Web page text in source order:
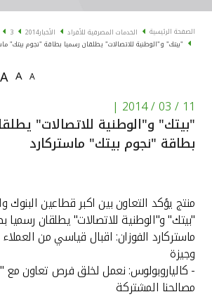
البطاقات
"برامج العملاء"
الاستثمار
أدوات وخدمات
الصفحة الرئيسية الخدمات المصرفية للأفراد الأخبار2014
3
"بيتك" و"الوطنية للاتصالات" يطلقان رسميا بطاقة "نجوم بيتك"
A
A
A
11 / 03 / 2014
|
"بيتك" و"الوطنية للاتصالات"
بطاقة "نجوم بيتك" ماستركارد
منتج يؤكد التعاون بين اكبر قطاعين البنوك
"بيتك" و"الوطنية للاتصالات" يطلقان رسميا
ماستركارد الفوزان: اقبال قياسي من
وجيزة
- كالياروبولوس: نعمل لخلق فرص تعاون مع
مصالحنا المشتركة